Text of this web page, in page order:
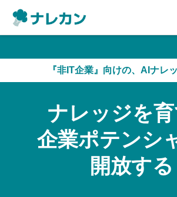
AI機能
ご利用企業様の声
セキュリティ
『非IT企業』向けの、AIナレ
ナレッジを育
企業ポテンシ
開放する